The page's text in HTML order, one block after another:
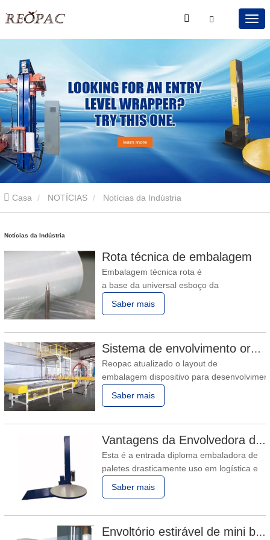
Casa NOTÍCIAS Notícias da Indústria
Notícias da Indústria
Rota técnica de embalagem
Embalagem técnica rota é
a base da universal esboço da
embalagem automatização fabricação
linha. É decidido no base da investigação
ele deverá garantir a qualidade da
embalagem, excessiva eficiência, baixo
custo, fácil
Saber mais
Sistema de envolvimento orbital automático envolve 6 lados no material
Reopac atualizado o layout de
embalagem dispositivo para
O dispositivo envolve desenvolvimento
6 aspectos e tem superioridade nos
Saber mais
Vantagens da Envolvedora de Pallet Stretch
Esta é a entrada diploma embaladora de
paletes drasticamente uso em logística e
indústrias como hardware,
eletrônicos, alimentos e
palete embalado é à prova de poeira e
Saber mais
Envoltório estirável de mini bobina